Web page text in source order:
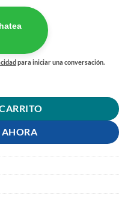
para iniciar una conversación.
VT cantidad